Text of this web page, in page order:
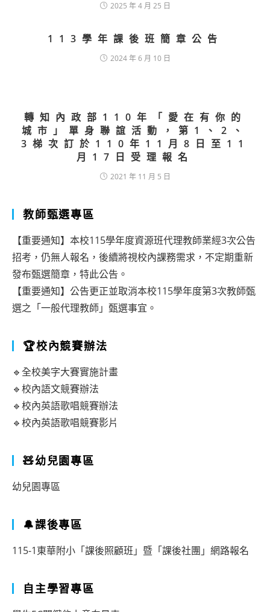
2025 年 4 月 25 日
113學年課後班簡章公告
2024 年 6 月 10 日
轉知內政部110年「愛在有你的
城市」單身聯誼活動，第1、2、
3梯次訂於110年11月8日至11
月17日受理報名
2021 年 11 月 5 日
教師甄選專區
【重要通知】本校115學年度資源班代理教師業經3次公告
招考，仍無人報名，後續將視校內課務需求，不定期重新
發布甄選簡章，特此公告。
【重要通知】公告更正並取消本校115學年度第3次教師甄
選之「一般代理教師」甄選事宜。
🏆校內競賽辦法
🔹全校美字大賽實施計畫
🔹校內語文競賽辦法
🔹校內英語歌唱競賽辦法
🔹校內英語歌唱競賽影片
🧸幼兒園專區
幼兒園專區
🔔課後專區
115-1東華附小「課後照顧班」暨「課後社團」網路報名
自主學習專區